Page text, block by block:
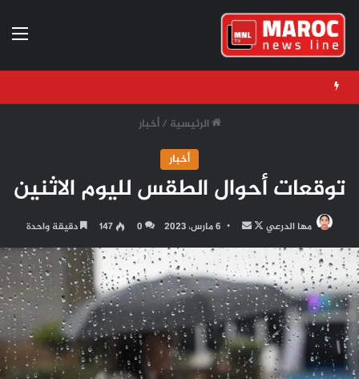
الرئيسية / أخبار
أخبار
توقعات أحوال الطقس لليوم الاثنين
مها الدرعي
تابع
على
X
أرسل
بريدا
إلكترونيا
6 مارس، 2023 0
147 دقيقة واحدة